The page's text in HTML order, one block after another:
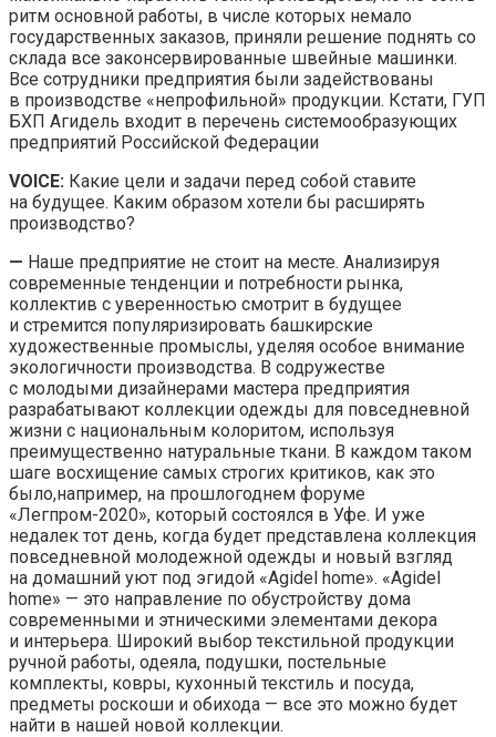
ритм основной работы, в числе которых немало
государственных заказов, приняли решение поднять со
склада все законсервированные швейные машинки.
Все сотрудники предприятия были задействованы
в производстве «непрофильной» продукции. Кстати, ГУП
БХП Агидель входит в перечень системообразующих
предприятий Российской Федерации
VOICE: Какие цели и задачи перед собой ставите
на будущее. Каким образом хотели бы расширять
производство?
— Наше предприятие не стоит на месте. Анализируя
современные тенденции и потребности рынка,
коллектив с уверенностью смотрит в будущее
и стремится популяризировать башкирские
художественные промыслы, уделяя особое внимание
экологичности производства. В содружестве
с молодыми дизайнерами мастера предприятия
разрабатывают коллекции одежды для повседневной
жизни с национальным колоритом, используя
преимущественно натуральные ткани. В каждом таком
шаге восхищение самых строгих критиков, как это
было,например, на прошлогоднем форуме
«Легпром-2020», который состоялся в Уфе. И уже
недалек тот день, когда будет представлена коллекция
повседневной молодежной одежды и новый взгляд
на домашний уют под эгидой «Agidel home». «Agidel
home» — это направление по обустройству дома
современными и этническими элементами декора
и интерьера. Широкий выбор текстильной продукции
ручной работы, одеяла, подушки, постельные
комплекты, ковры, кухонный текстиль и посуда,
предметы роскоши и обихода — все это можно будет
найти в нашей новой коллекции.